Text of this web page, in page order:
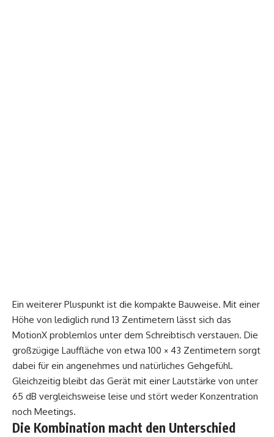
Ein weiterer Pluspunkt ist die kompakte Bauweise. Mit einer
Höhe von lediglich rund 13 Zentimetern lässt sich das
MotionX problemlos unter dem Schreibtisch verstauen. Die
großzügige Lauffläche von etwa 100 × 43 Zentimetern sorgt
dabei für ein angenehmes und natürliches Gehgefühl.
Gleichzeitig bleibt das Gerät mit einer Lautstärke von unter
65 dB vergleichsweise leise und stört weder Konzentration
noch Meetings.
Die Kombination macht den Unterschied